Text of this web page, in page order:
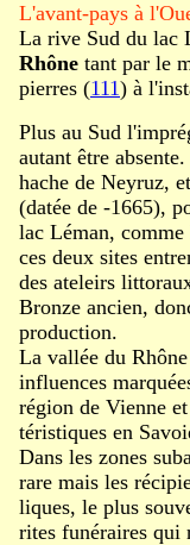
L'avant-pays à
La rive Sud du lac
Rhône tant par le
pierres (111) à
Plus au Sud
autant être
hache de Neyruz,
(datée de -1665),
lac Léman, comme
ces deux sites
des ateleirs
Bronze ancien,
production.
La vallée du
influences
région de Vienne
téristiques en
Dans les zones
rare mais les
liques, le plus
rites funéraires qui